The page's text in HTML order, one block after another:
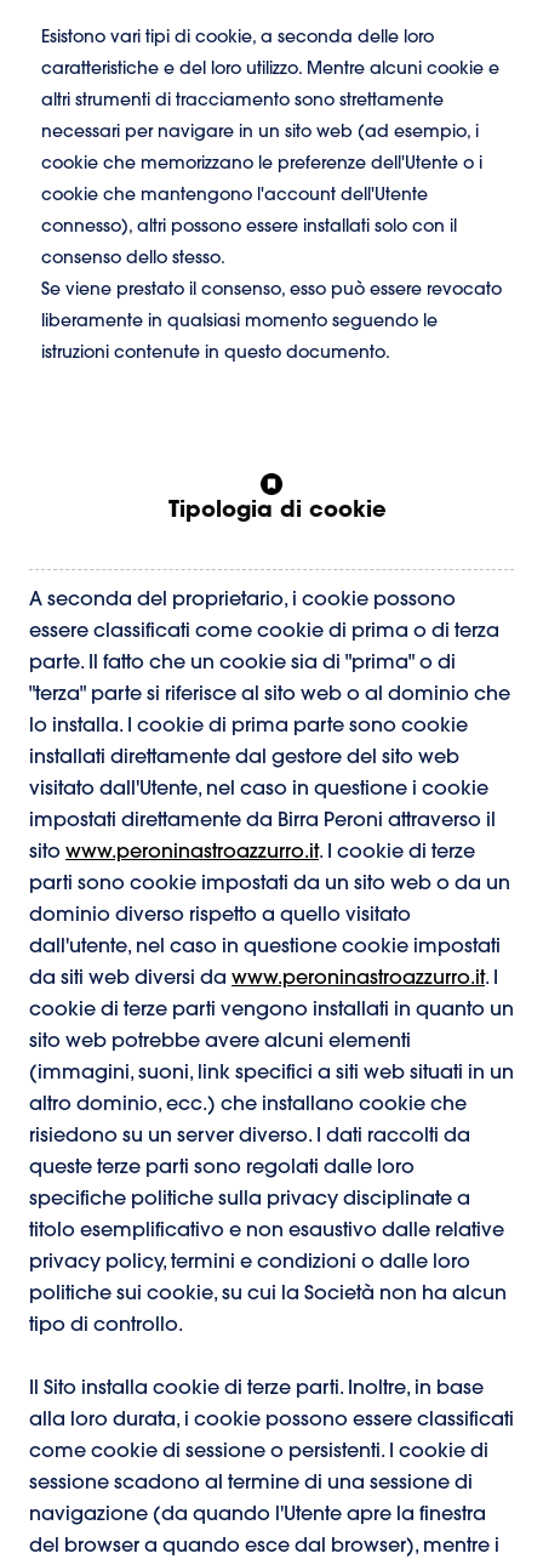
Esistono vari tipi di cookie, a seconda delle loro
caratteristiche e del loro utilizzo. Mentre alcuni cookie e
altri strumenti di tracciamento sono strettamente
necessari per navigare in un sito web (ad esempio, i
cookie che memorizzano le preferenze dell'Utente o i
cookie che mantengono l'account dell'Utente
connesso), altri possono essere installati solo con il
consenso dello stesso.
Se viene prestato il consenso, esso può essere revocato
liberamente in qualsiasi momento seguendo le
istruzioni contenute in questo documento.
Tipologia di cookie
A seconda del proprietario, i cookie possono
essere classificati come cookie di prima o di terza
parte. Il fatto che un cookie sia di "prima" o di
"terza" parte si riferisce al sito web o al dominio che
lo installa. I cookie di prima parte sono cookie
installati direttamente dal gestore del sito web
visitato dall'Utente, nel caso in questione i cookie
impostati direttamente da Birra Peroni attraverso il
sito www.peroninastroazzurro.it. I cookie di terze
parti sono cookie impostati da un sito web o da un
dominio diverso rispetto a quello visitato
dall'utente, nel caso in questione cookie impostati
da siti web diversi da www.peroninastroazzurro.it. I
cookie di terze parti vengono installati in quanto un
sito web potrebbe avere alcuni elementi
(immagini, suoni, link specifici a siti web situati in un
altro dominio, ecc.) che installano cookie che
risiedono su un server diverso. I dati raccolti da
queste terze parti sono regolati dalle loro
specifiche politiche sulla privacy disciplinate a
titolo esemplificativo e non esaustivo dalle relative
privacy policy, termini e condizioni o dalle loro
politiche sui cookie, su cui la Società non ha alcun
tipo di controllo.
Il Sito installa cookie di terze parti. Inoltre, in base
alla loro durata, i cookie possono essere classificati
come cookie di sessione o persistenti. I cookie di
sessione scadono al termine di una sessione di
navigazione (da quando l'Utente apre la finestra
del browser a quando esce dal browser), mentre i